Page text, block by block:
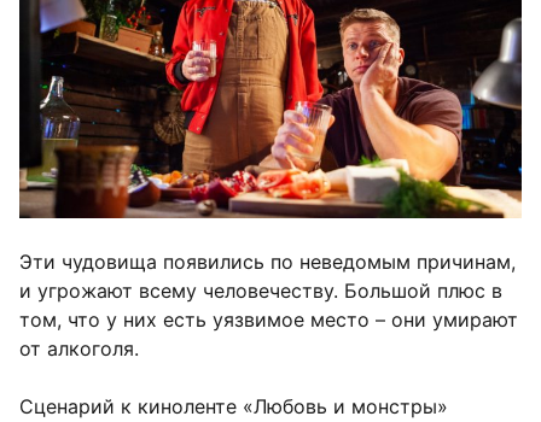
Эти чудовища появились по неведомым причинам,
и угрожают всему человечеству. Большой плюс в
том, что у них есть уязвимое место – они умирают
от алкоголя.
Сценарий к киноленте «Любовь и монстры»